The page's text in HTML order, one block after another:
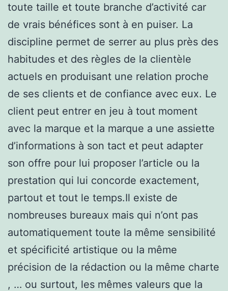
toute taille et toute branche d’activité car
de vrais bénéfices sont à en puiser. La
discipline permet de serrer au plus près des
habitudes et des règles de la clientèle
actuels en produisant une relation proche
de ses clients et de confiance avec eux. Le
client peut entrer en jeu à tout moment
avec la marque et la marque a une assiette
d’informations à son tact et peut adapter
son offre pour lui proposer l’article ou la
prestation qui lui concorde exactement,
partout et tout le temps.Il existe de
nombreuses bureaux mais qui n’ont pas
automatiquement toute la même sensibilité
et spécificité artistique ou la même
précision de la rédaction ou la même charte
, … ou surtout, les mêmes valeurs que la